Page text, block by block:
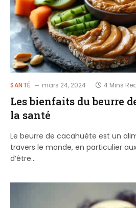
SANTÉ mars 24, 2024 4 Mins
Les bienfaits du beurre
la santé
Le beurre de cacahuète est un
travers le monde, en particulier
d’être…